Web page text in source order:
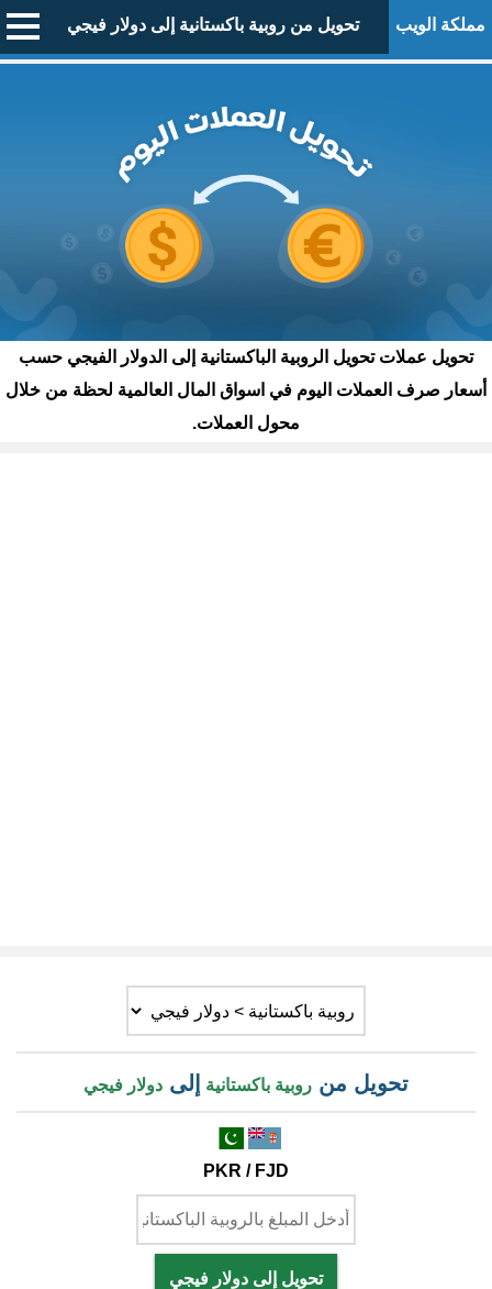
مملكة الويب تحويل من روبية باكستانية إلى دولار فيجي
تحويل عملات تحويل الروبية الباكستانية إلى الدولار الفيجي حسب
أسعار صرف العملات اليوم في اسواق المال العالمية لحظة من خلال
محول العملات.
تحويل من روبية باكستانية إلى دولار فيجي
PKR / FJD
تحويل إلى دولار فيجي